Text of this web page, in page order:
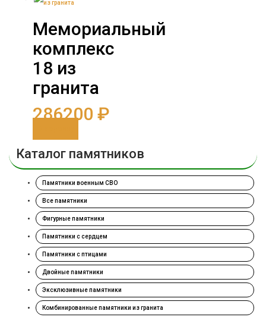
Мемориальный
комплекс
18 из
гранита
286200 ₽
Каталог памятников
Памятники военным СВО
Все памятники
Фигурные памятники
Памятники с сердцем
Памятники с птицами
Двойные памятники
Эксклюзивные памятники
Комбинированные памятники из гранита